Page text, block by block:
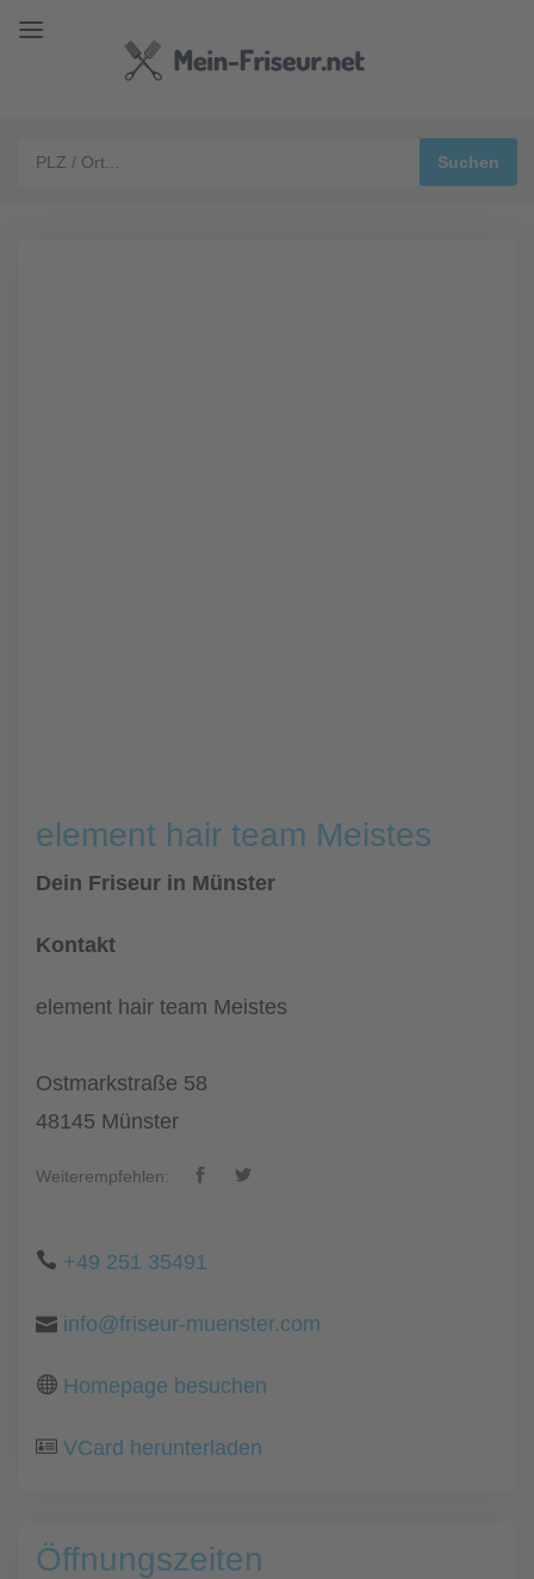
element hair team Meistes
Dein Friseur in Münster
Kontakt
element hair team Meistes
Ostmarkstraße 58
48145 Münster
Weiterempfehlen:
+49 251 35491
info@friseur-muenster.com
Homepage besuchen
VCard herunterladen
Öffnungszeiten